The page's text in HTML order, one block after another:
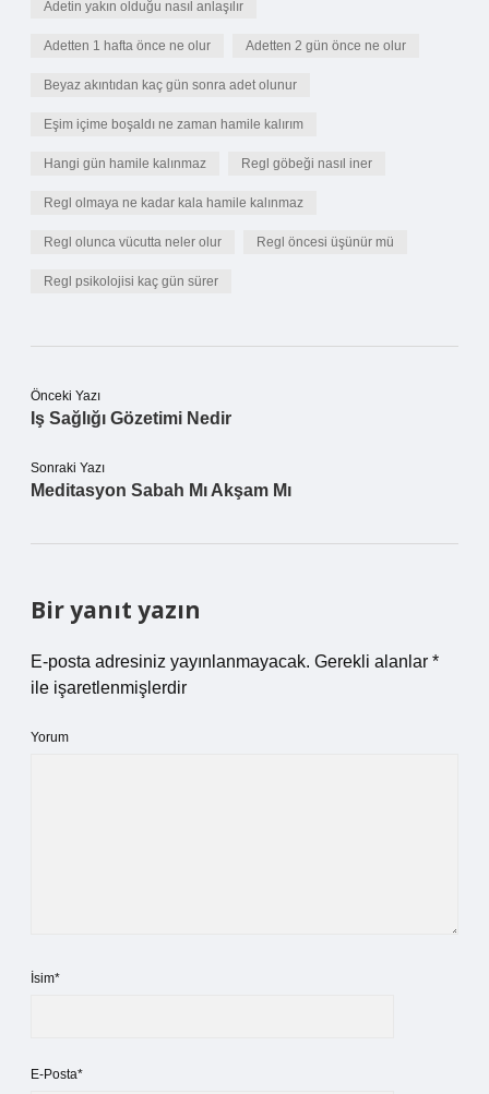
Adetin yakın olduğu nasıl anlaşılır
Adetten 1 hafta önce ne olur Adetten 2 gün önce ne olur
Beyaz akıntıdan kaç gün sonra adet olunur
Eşim içime boşaldı ne zaman hamile kalırım
Hangi gün hamile kalınmaz Regl göbeği nasıl iner
Regl olmaya ne kadar kala hamile kalınmaz
Regl olunca vücutta neler olur Regl öncesi üşünür mü
Regl psikolojisi kaç gün sürer
Önceki Yazı
Iş Sağlığı Gözetimi Nedir
Sonraki Yazı
Meditasyon Sabah Mı Akşam Mı
Bir yanıt yazın
E-posta adresiniz yayınlanmayacak. Gerekli alanlar *
ile işaretlenmişlerdir
Yorum
İsim*
E-Posta*